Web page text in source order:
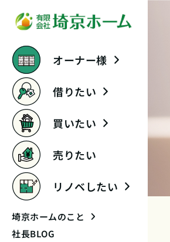
オーナー様
借りたい
買いたい
売りたい
リノベしたい
埼京ホームのこと
社長BLOG